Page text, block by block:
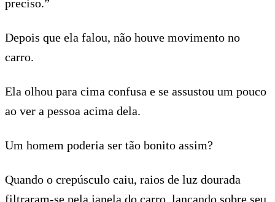
preciso.”
Depois que ela falou, não houve movimento no
carro.
Ela olhou para cima confusa e se assustou um pouco
ao ver a pessoa acima dela.
Um homem poderia ser tão bonito assim?
Quando o crepúsculo caiu, raios de luz dourada
filtraram-se pela janela do carro, lançando sobre seu